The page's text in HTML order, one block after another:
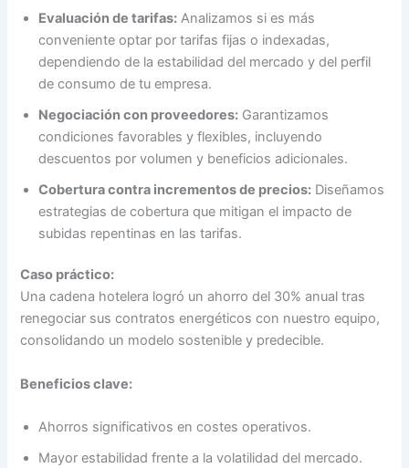
Evaluación de tarifas: Analizamos si es más
conveniente optar por tarifas fijas o indexadas,
dependiendo de la estabilidad del mercado y del perfil
de consumo de tu empresa.
Negociación con proveedores: Garantizamos
condiciones favorables y flexibles, incluyendo
descuentos por volumen y beneficios adicionales.
Cobertura contra incrementos de precios: Diseñamos
estrategias de cobertura que mitigan el impacto de
subidas repentinas en las tarifas.
Caso práctico:
Una cadena hotelera logró un ahorro del 30% anual tras
renegociar sus contratos energéticos con nuestro equipo,
consolidando un modelo sostenible y predecible.
Beneficios clave:
Ahorros significativos en costes operativos.
Mayor estabilidad frente a la volatilidad del mercado.